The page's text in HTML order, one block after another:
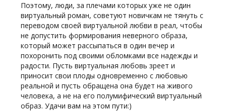
Поэтому, люди, за плечами которых уже не один
виртуальный роман, советуют новичкам не тянуть с
переводом своей виртуальной любви в реал, чтобы
не допустить формирования неверного образа,
который может рассыпаться в один вечер и
похоронить под своими обломками все надежды и
радости. Пусть виртуальная любовь зреет и
приносит свои плоды одновременно с любовью
реальной и пусть обращена она будет на живого
человека, а не на его полумифический виртуальный
образ. Удачи вам на этом пути:)